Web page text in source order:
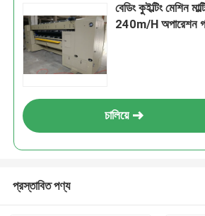
বেডিং কুইল্টিং মেশিন
240m/H অপারেশন
চালিয়ে
প্রস্তাবিত পণ্য